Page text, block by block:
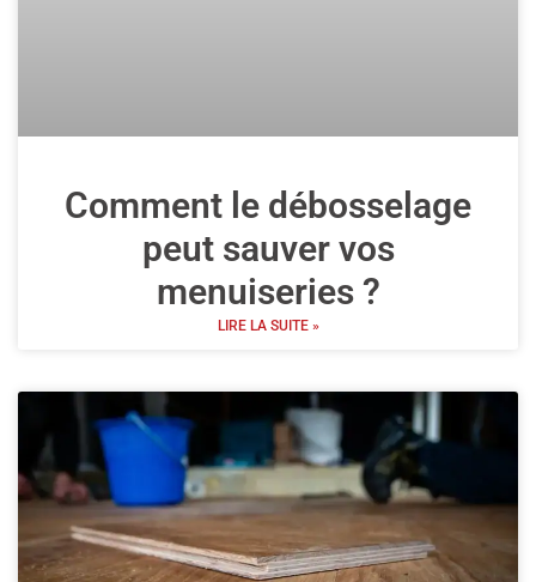
Comment le débosselage
peut sauver vos
menuiseries ?
LIRE LA SUITE »